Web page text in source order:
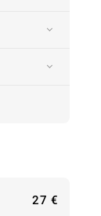
27 €